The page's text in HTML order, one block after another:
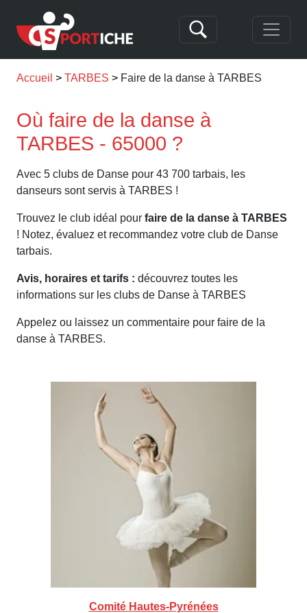
Accueil TARBES Faire de la danse à TARBES
Où faire de la danse à
TARBES - 65000 ?
Avec 5 clubs de Danse pour 43 700 tarbais, les
danseurs sont servis à TARBES !
Trouvez le club idéal pour faire de la danse à TARBES
! Notez, évaluez et recommandez votre club de Danse
tarbais.
Avis, horaires et tarifs : découvrez toutes les
informations sur les clubs de Danse à TARBES
Appelez ou laissez un commentaire pour faire de la
danse à TARBES.
Comité Hautes-Pyrénées